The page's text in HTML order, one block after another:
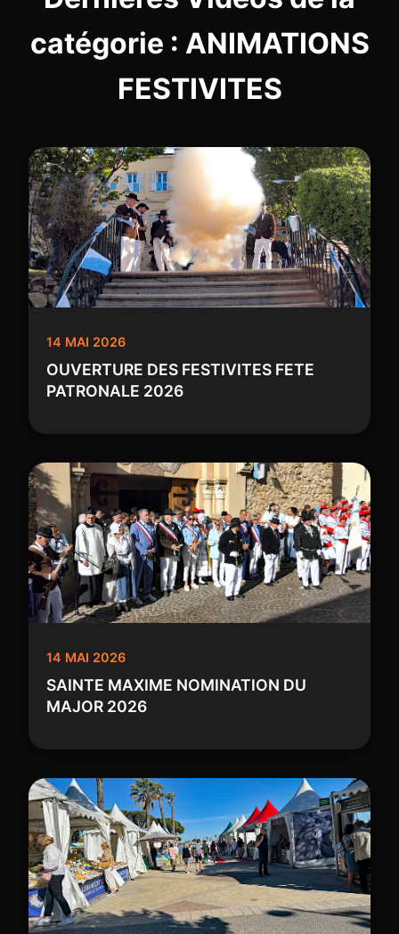
catégorie : ANIMATIONS
FESTIVITES
14 MAI 2026
OUVERTURE DES FESTIVITES FETE
PATRONALE 2026
14 MAI 2026
SAINTE MAXIME NOMINATION DU
MAJOR 2026